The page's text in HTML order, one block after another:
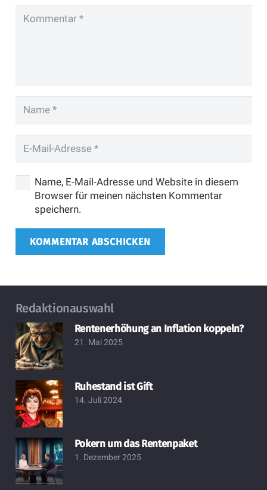
Name, E-Mail-Adresse und Website in diesem
Browser für meinen nächsten Kommentar
speichern.
KOMMENTAR ABSCHICKEN
Redaktionauswahl
Rentenerhöhung an Inflation koppeln?
21. Mai 2025
Ruhestand ist Gift
14. Juli 2024
Pokern um das Rentenpaket
1. Dezember 2025